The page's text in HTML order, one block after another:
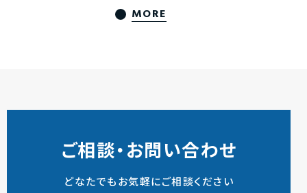
MORE
ご相談・お問い合わせ
どなたでもお気軽にご相談ください